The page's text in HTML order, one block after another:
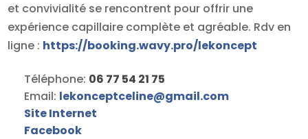
et convivialité se rencontrent pour offrir une
expérience capillaire complète et agréable. Rdv en
ligne : https://booking.wavy.pro/lekoncept
Téléphone: 06 77 54 21 75
Email: lekonceptceline@gmail.com
Site Internet
Facebook